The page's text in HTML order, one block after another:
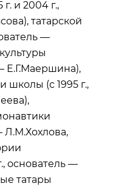
и 2004 г.,
татарской
—
Е.Г.Маершина),
(с 1995 г.,
Л.М.Хохлова,
основатель —
татары